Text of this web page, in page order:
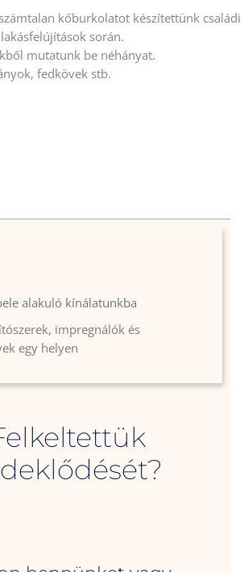
kőburkolatot készítettünk családi
során.
mutatunk be néhányat.
fedkövek stb.
alakuló kínálatunkba
impregnálók és
egy helyen